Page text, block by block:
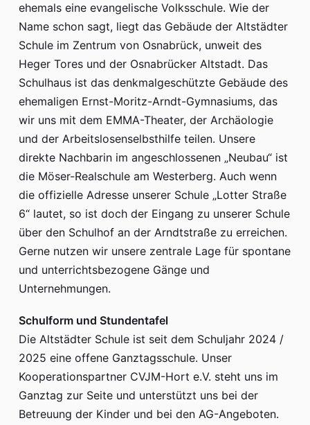
ehemals eine evangelische Volksschule. Wie der
Name schon sagt, liegt das Gebäude der Altstädter
Schule im Zentrum von Osnabrück, unweit des
Heger Tores und der Osnabrücker Altstadt. Das
Schulhaus ist das denkmalgeschützte Gebäude des
ehemaligen Ernst-Moritz-Arndt-Gymnasiums, das
wir uns mit dem EMMA-Theater, der Archäologie
und der Arbeitslosenselbsthilfe teilen. Unsere
direkte Nachbarin im angeschlossenen „Neubau“ ist
die Möser-Realschule am Westerberg. Auch wenn
die offizielle Adresse unserer Schule „Lotter Straße
6“ lautet, so ist doch der Eingang zu unserer Schule
über den Schulhof an der Arndtstraße zu erreichen.
Gerne nutzen wir unsere zentrale Lage für spontane
und unterrichtsbezogene Gänge und
Unternehmungen.
Schulform und Stundentafel
Die Altstädter Schule ist seit dem Schuljahr 2024 /
2025 eine offene Ganztagsschule. Unser
Kooperationspartner CVJM-Hort e.V. steht uns im
Ganztag zur Seite und unterstützt uns bei der
Betreuung der Kinder und bei den AG-Angeboten.